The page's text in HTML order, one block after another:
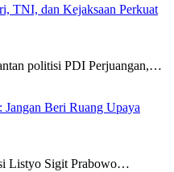
TNI, dan Kejaksaan Perkuat
politisi PDI Perjuangan,…
Beri Ruang Upaya
Listyo Sigit Prabowo…